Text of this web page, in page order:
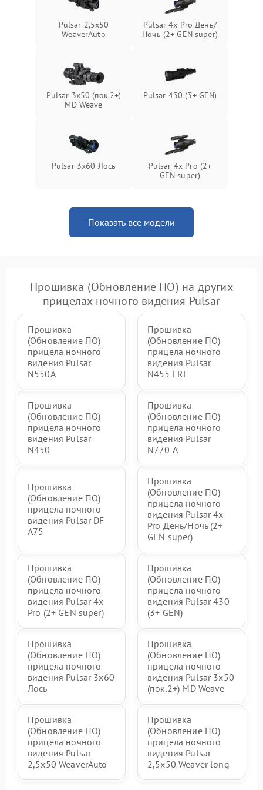
от замыкания
1000 ₽ Подробнее →
Pulsar 2,5x50
WeaverAuto
Pulsar 4x Pro День/
Ночь (2+ GEN super)
Pulsar 3x50 (пок.2+)
MD Weave
Pulsar 430 (3+ GEN)
Pulsar 3x60 Лось
Pulsar 4x Pro (2+
GEN super)
Показать все модели
Прошивка (Обновление ПО) на других
прицелах ночного видения Pulsar
Прошивка
(Обновление ПО)
прицела ночного
видения Pulsar
N550A
Прошивка
(Обновление ПО)
прицела ночного
видения Pulsar
N455 LRF
Прошивка
(Обновление ПО)
прицела ночного
видения Pulsar
N450
Прошивка
(Обновление ПО)
прицела ночного
видения Pulsar
N770 А
Прошивка
(Обновление ПО)
прицела ночного
видения Pulsar DF
A75
Прошивка
(Обновление ПО)
прицела ночного
видения Pulsar 4x
Pro День/Ночь (2+
GEN super)
Прошивка
(Обновление ПО)
прицела ночного
видения Pulsar 4x
Pro (2+ GEN super)
Прошивка
(Обновление ПО)
прицела ночного
видения Pulsar 430
(3+ GEN)
Прошивка
(Обновление ПО)
прицела ночного
видения Pulsar 3x60
Лось
Прошивка
(Обновление ПО)
прицела ночного
видения Pulsar 3x50
(пок.2+) MD Weave
Прошивка
(Обновление ПО)
прицела ночного
видения Pulsar
2,5x50 WeaverAuto
Прошивка
(Обновление ПО)
прицела ночного
видения Pulsar
2,5x50 Weaver long